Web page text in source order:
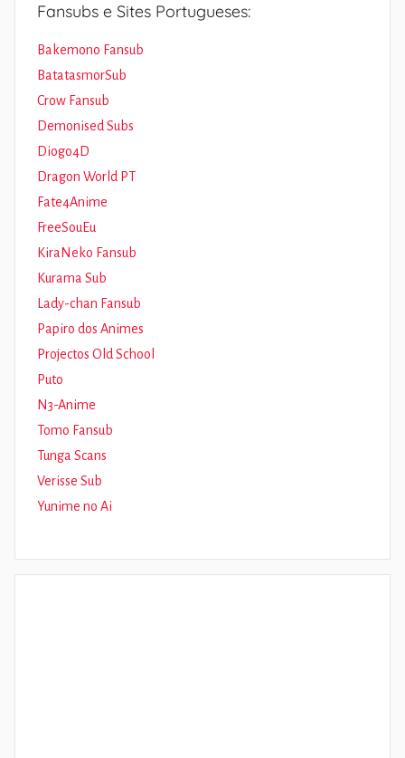
Fansubs e Sites Portugueses:
Bakemono Fansub
BatatasmorSub
Crow Fansub
Demonised Subs
Diogo4D
Dragon World PT
Fate4Anime
FreeSouEu
KiraNeko Fansub
Kurama Sub
Lady-chan Fansub
Papiro dos Animes
Projectos Old School
Puto
N3-Anime
Tomo Fansub
Tunga Scans
Verisse Sub
Yunime no Ai